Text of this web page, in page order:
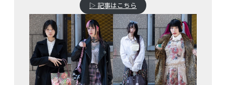
▷ 記事はこちら